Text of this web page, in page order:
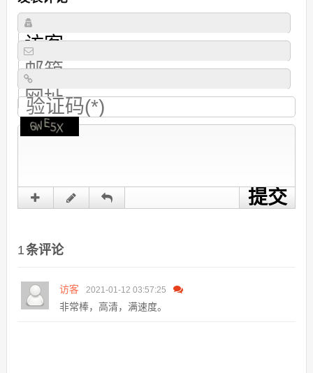
1条评论
访客 2021-01-12 03:57:25
非常棒，高清，满速度。